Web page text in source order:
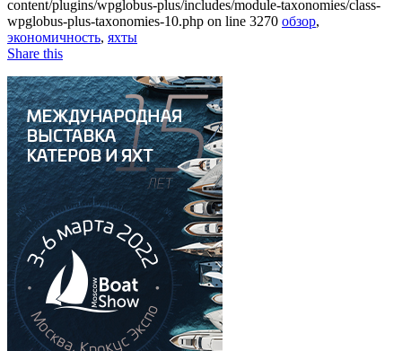
content/plugins/wpglobus-plus/includes/module-taxonomies/class-
wpglobus-plus-taxonomies-10.php on line 3270 обзор,
экономичность, яхты
Share this